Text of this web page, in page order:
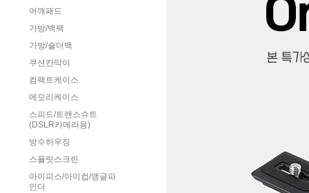
어깨패드
가방/백팩
가방/숄더백
쿠션칸막이
컴팩트케이스
메모리케이스
스피드/트랜스슈트
(DSLR카메라용)
방수하우징
스플릿스크린
아이피스/아이컵/앵글파
인더